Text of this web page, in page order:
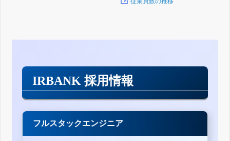
IRBANK 採用情報
フルスタックエンジニア